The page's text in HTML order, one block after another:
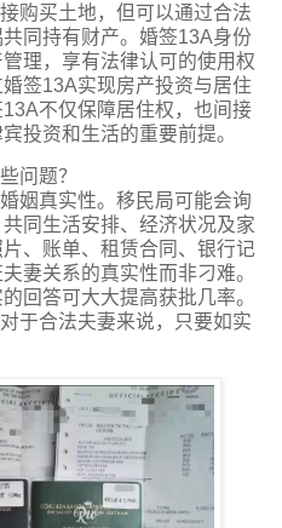
购买土地，但可以通过合法
同持有财产。婚签13A身份
理，享有法律认可的使用权
签13A实现房产投资与居住
不仅保障居住权，也间接
投资和生活的重要前提。
问题？
姻真实性。移民局可能会询
同生活安排、经济状况及家
、账单、租赁合同、银行记
妻关系的真实性而非刁难。
回答可大大提高获批几率。
于合法夫妻来说，只要如实